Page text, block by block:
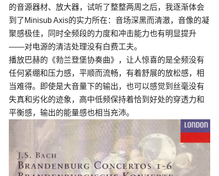
的音源器材、放大器，试听了整整两周之后，我逐渐体会
到了Minisub Axis的实力所在：音场深黑而清澈，音像的凝
聚感极佳，同时全频段的力度和冲击能力也有明显提升
——对电源的清洁处理没有白费工夫。
播放巴赫的《勃兰登堡协奏曲》，让人惊喜的是全频没有
任何紧绷和压力感，平顺而流畅，有着舒展的放松感，相
当难得。即使是大音量下的输出，也可以感觉到丝毫没有
失真和劣化的迹象，高中低频保持着恰到好处的穿透力和
平衡感，输出的能量感也相当充沛。